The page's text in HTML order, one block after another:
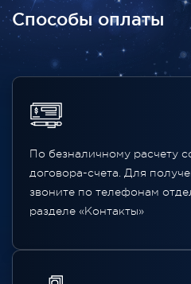
Способы оплаты
По безналичному расчету
договора-счета. Для
звоните по телефонам
разделе «Контакты»